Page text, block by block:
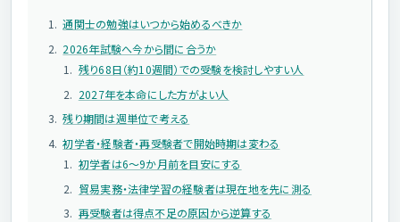
通関士の勉強はいつから始めるべきか
2026年試験へ今から間に合うか
残り68日（約10週間）での受験を検討しやすい人
2027年を本命にした方がよい人
残り期間は週単位で考える
初学者・経験者・再受験者で開始時期は変わる
初学者は6～9か月前を目安にする
貿易実務・法律学習の経験者は現在地を先に測る
再受験者は得点不足の原因から逆算する